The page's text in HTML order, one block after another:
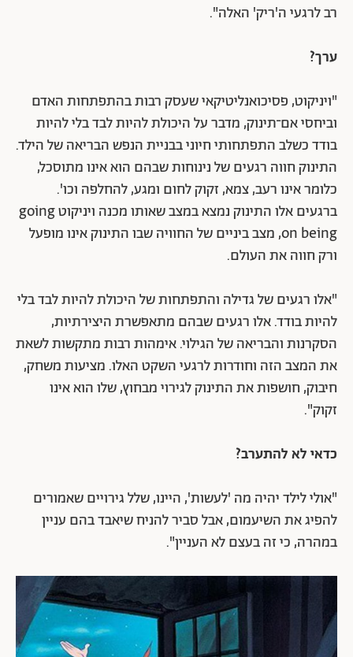
רב לרגעי ה'ריק' האלה".
ערך?
"ויניקוט, פסיכואנליטיקאי שעסק רבות בהתפתחות האדם
וביחסי אם־תינוק, מדבר על היכולת להיות לבד בלי להיות
בודד כשלב התפתחותי חיוני בבניית הנפש הבריאה של הילד.
התינוק חווה רגעים של נינוחות שבהם הוא אינו מתוסכל,
כלומר אינו רעב, צמא, זקוק לחום ומגע, להחלפה וכו'.
ברגעים אלו התינוק נמצא במצב שאותו מכנה ויניקוט going
on being, מצב ביניים של החוויה שבו התינוק אינו מופעל
ורק חווה את העולם.
"אלו רגעים של גדילה והתפתחות של היכולת להיות לבד בלי
להיות בודד. אלו רגעים שבהם מתאפשרת היצירתיות,
הסקרנות והבריאה של הגילוי. אימהות רבות מתקשות לשאת
את המצב הזה וחודרות לרגעי השקט האלו. מציעות משחק,
חיבוק, חושפות את התינוק לגירוי מבחוץ, שלו הוא אינו
זקוק".
כדאי לא להתערב?
"אולי לילד יהיה מה 'לעשות', היינו, שלל גירויים שאמורים
להפיג את השיעמום, אבל סביר להניח שיאבד בהם עניין
במהרה, כי זה בעצם לא העניין".